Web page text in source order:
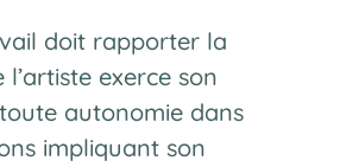
doit rapporter la
exerce son
autonomie dans
impliquant son